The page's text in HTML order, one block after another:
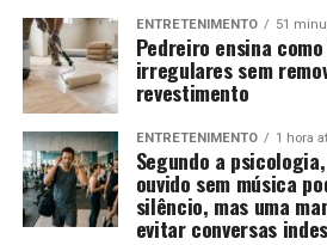
ENTRETENIMENTO 51
Pedreiro ensina
irregulares sem
revestimento
ENTRETENIMENTO 1 hora
Segundo a
ouvido sem música
silêncio, mas uma
evitar conversas